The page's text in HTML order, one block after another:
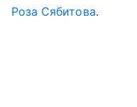
Роза Сябитова.